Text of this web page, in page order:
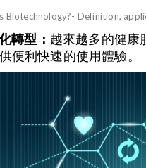
轉型： 越來越多的健康
便利快速的使用體驗。